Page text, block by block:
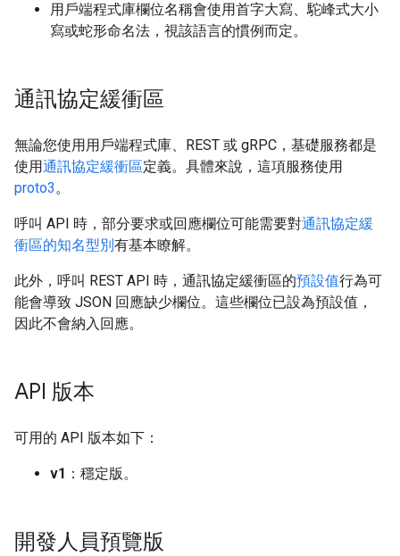
用戶端程式庫欄位名稱會使用首字大寫、駝峰式大小
寫或蛇形命名法，視該語言的慣例而定。
通訊協定緩衝區
無論您使用用戶端程式庫、REST 或 gRPC，基礎服務都是
使用通訊協定緩衝區定義。具體來說，這項服務使用
proto3。
呼叫 API 時，部分要求或回應欄位可能需要對通訊協定緩
衝區的知名型別有基本瞭解。
此外，呼叫 REST API 時，通訊協定緩衝區的預設值行為可
能會導致 JSON 回應缺少欄位。這些欄位已設為預設值，
因此不會納入回應。
API 版本
可用的 API 版本如下：
v1 ：穩定版。
開發人員預覽版